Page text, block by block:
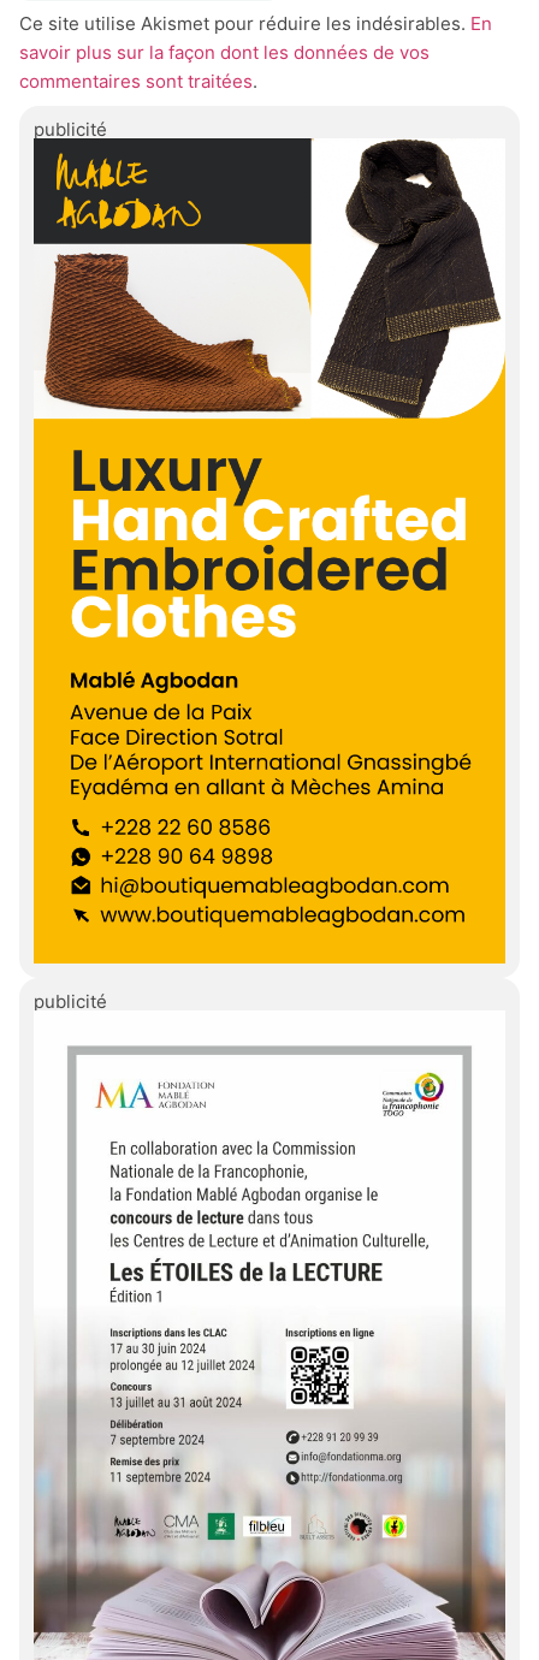
Ce site utilise Akismet pour réduire les indésirables. En
savoir plus sur la façon dont les données de vos
commentaires sont traitées.
publicité
publicité